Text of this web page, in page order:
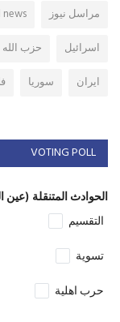
مراسل نيوز
اسرائيل
حزب الله
ايران
سوريا
VOTING POLL
الحوادث المتنقلة (عين
التقسيم
تسوية
حرب اهلية